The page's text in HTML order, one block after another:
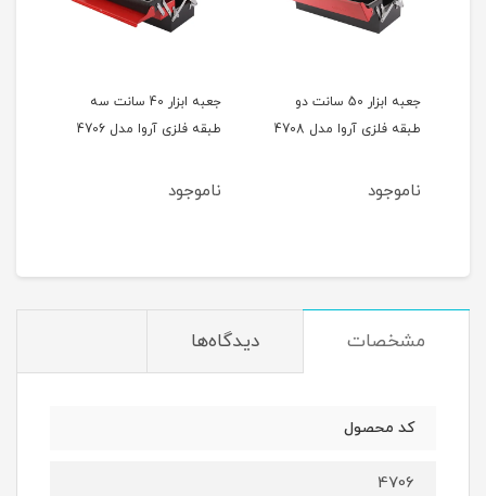
جعبه ابزار 50 سانت دو
طبقه فلزی آروا مدل 4708
ناموجود
جعبه ابزار 40 سانت سه
طبقه فلزی آروا مدل 4706
ناموجود
مشخصات دیدگاه‌ها
کد محصول
4706